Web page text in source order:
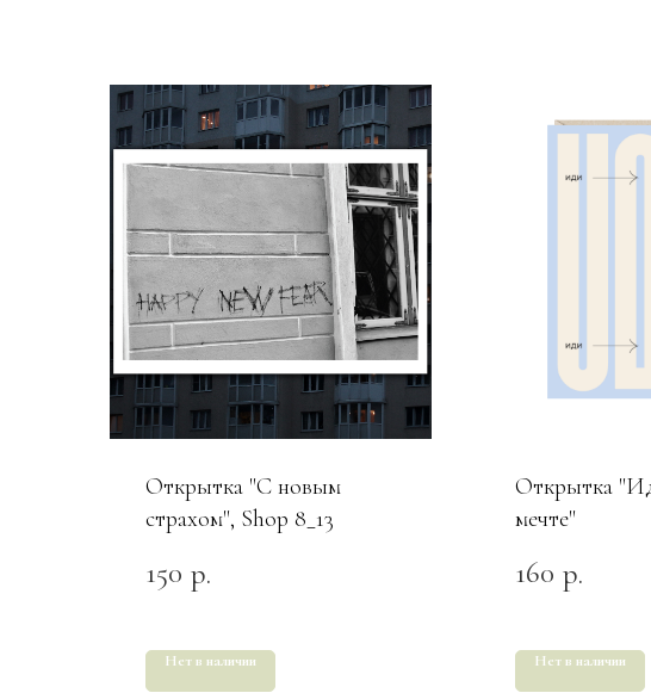
Открытка "С новым
страхом", Shop 8_13
150 р.
Нет в наличии
Открытка
мечте"
160 р.
Нет в наличии